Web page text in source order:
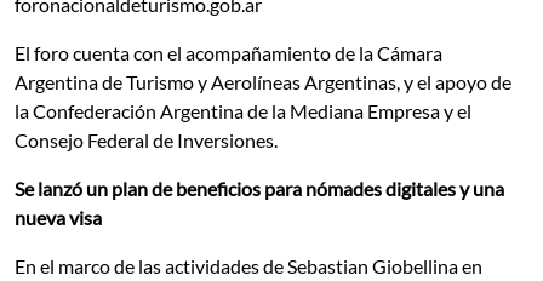
El foro cuenta con el acompañamiento de la Cámara
Argentina de Turismo y Aerolíneas Argentinas, y el apoyo de
la Confederación Argentina de la Mediana Empresa y el
Consejo Federal de Inversiones.
Se lanzó un plan de beneficios para nómades digitales y una
nueva visa
En el marco de las actividades de Sebastian Giobellina en